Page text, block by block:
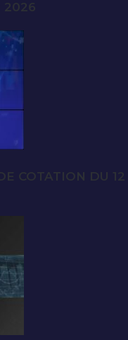
2026
COTATION DU 12